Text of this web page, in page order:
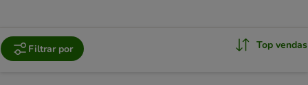
Filtrar por Top vendas